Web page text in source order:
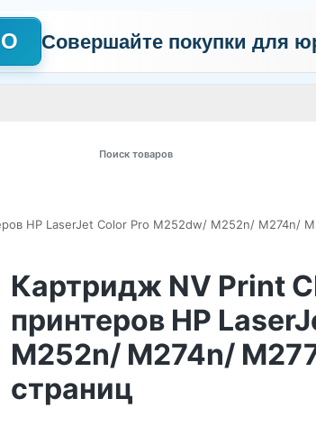
Совершайте покупки для
HP LaserJet Color Pro M252dw/ M252n/ M274n/
Картридж NV Print
принтеров HP
M252n/ M274n/
страниц